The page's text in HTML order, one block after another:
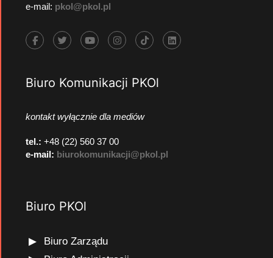
e-mail: pkol@pkol.pl
Biuro Komunikacji PKOl
kontakt wyłącznie dla mediów
tel.: +48 (22) 560 37 00
e-mail: biurokomunikacji@pkol.pl
Biuro PKOl
Biuro Zarządu